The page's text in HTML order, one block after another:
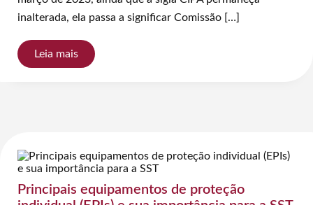
inalterada, ela passa a significar Comissão […]
Leia mais
Principais equipamentos de proteção